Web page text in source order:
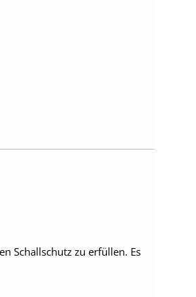
Schallschutz zu erfüllen. Es